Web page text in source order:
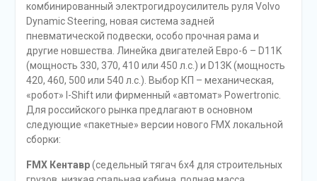
комбинированный электрогидроусилитель руля Volvo
Dynamic Steering, новая система задней
пневматической подвески, особо прочная рама и
другие новшества. Линейка двигателей Евро-6 – D11K
(мощность 330, 370, 410 или 450 л.с.) и D13K (мощность
420, 460, 500 или 540 л.с.). Выбор КП – механическая,
«робот» I-Shift или фирменный «автомат» Powertronic.
Для российского рынка предлагают в основном
следующие «пакетные» версии нового FMX локальной
сборки:
FMX Кентавр(седельный тягач 6х4 для строительных